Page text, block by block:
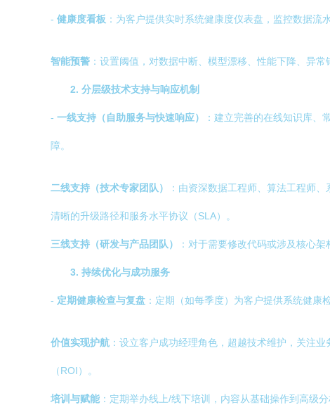
- 健康度看板 ：为客户提供实时系统健康度仪表盘，监控数据流
智能预警 ：设置阈值，对数据中断、模型漂移、性能下降、异
2. 分层级技术支持与响应机制
- 一线支持（自助服务与快速响应） ：建立完善的在线知识库
障。
二线支持（技术专家团队） ：由资深数据工程师、算法工程师
清晰的升级路径和服务水平协议（SLA）。
三线支持（研发与产品团队） ：对于需要修改代码或涉及核心
3. 持续优化与成功服务
- 定期健康检查与复盘 ：定期（如每季度）为客户提供系统健康
价值实现护航 ：设立客户成功经理角色，超越技术维护，关注
（ROI）。
培训与赋能 ：定期举办线上/线下培训，内容从基础操作到高级